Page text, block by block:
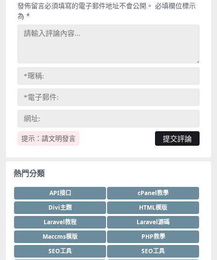
提示：請文明發言
發佈留言必須填寫的電子郵件地址不會公開。 必填欄位標示
為 *
熱門分類
API接口
cPanel教學
Divi主題
HTML模版
Laravel教程
Laravel源碼
Maccms模版
PHP教學
SEO工具
SEO工具